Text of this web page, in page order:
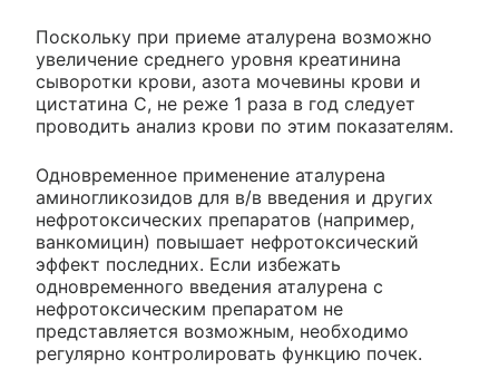
Поскольку при приеме аталурена возможно
увеличение среднего уровня креатинина
сыворотки крови, азота мочевины крови и
цистатина С, не реже 1 раза в год следует
проводить анализ крови по этим показателям.
Одновременное применение аталурена
аминогликозидов для в/в введения и других
нефротоксических препаратов (например,
ванкомицин) повышает нефротоксический
эффект последних. Если избежать
одновременного введения аталурена с
нефротоксическим препаратом не
представляется возможным, необходимо
регулярно контролировать функцию почек.